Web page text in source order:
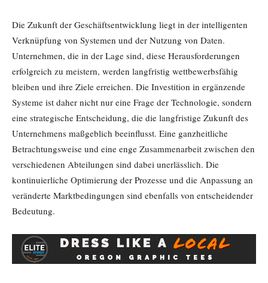
Die Zukunft der Geschäftsentwicklung liegt in der intelligenten
Verknüpfung von Systemen und der Nutzung von Daten.
Unternehmen, die in der Lage sind, diese Herausforderungen
erfolgreich zu meistern, werden langfristig wettbewerbsfähig
bleiben und ihre Ziele erreichen. Die Investition in ergänzende
Systeme ist daher nicht nur eine Frage der Technologie, sondern
eine strategische Entscheidung, die die langfristige Zukunft des
Unternehmens maßgeblich beeinflusst. Eine ganzheitliche
Betrachtungsweise und eine enge Zusammenarbeit zwischen den
verschiedenen Abteilungen sind dabei unerlässlich. Die
kontinuierliche Optimierung der Prozesse und die Anpassung an
veränderte Marktbedingungen sind ebenfalls von entscheidender
Bedeutung.